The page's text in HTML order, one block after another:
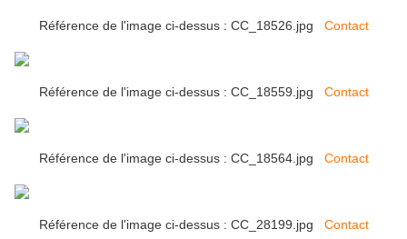
Référence de l'image ci-dessus : CC_18526.jpg Contact
Référence de l'image ci-dessus : CC_18559.jpg Contact
Référence de l'image ci-dessus : CC_18564.jpg Contact
Référence de l'image ci-dessus : CC_28199.jpg Contact